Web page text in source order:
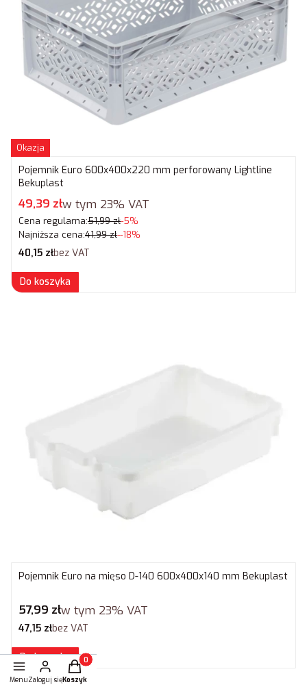
Okazja
Pojemnik Euro 600x400x220 mm perforowany Lightline
Bekuplast
Cena promocyjna brutto
49,39 złw tym 23% VAT
Cena regularna:51,99 zł-5%
Najniższa cena:41,99 zł--18%
Cena netto
40,15 złbez VAT
Do koszyka
Pojemnik Euro na mięso D-140 600x400x140 mm Bekuplast
Cena brutto
57,99 złw tym 23% VAT
Cena netto
47,15 złbez VAT
Do koszyka
MenuZaloguj się
Produkty w koszyku: 0. Zobacz szczegóły
Koszyk